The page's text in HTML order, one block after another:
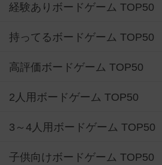
経験ありボードゲーム TOP50
持ってるボードゲーム TOP50
高評価ボードゲーム TOP50
2人用ボードゲーム TOP50
3～4人用ボードゲーム TOP50
子供向けボードゲーム TOP50